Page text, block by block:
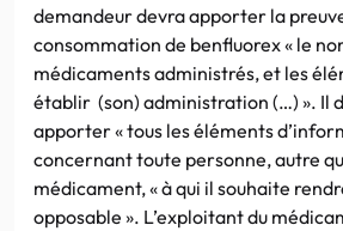
demandeur devra apporter la
consommation de benfluorex « le
médicaments administrés, et les
établir (son) administration (…) ». Il
apporter « tous les éléments
concernant toute personne, autre
médicament, « à qui il souhaite
opposable ». L’exploitant du